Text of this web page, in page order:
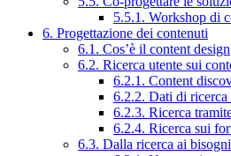
5.5.1. Workshop di
6. Progettazione dei contenuti
6.1. Cos’è il content design
6.2. Ricerca utente sui
6.2.1. Content
6.2.2. Dati di
6.2.3. Ricerca
6.2.4. Ricerca sui
6.3. Dalla ricerca ai